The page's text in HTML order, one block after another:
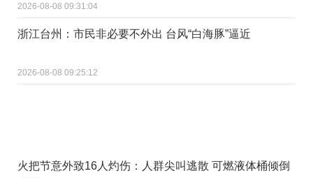
2026-08-08 09:31:04
浙江台州：市民非必要不外出 台风“白海豚”逼近
2026-08-08 09:25:12
火把节意外致16人灼伤：人群尖叫逃散 可燃液体桶倾倒